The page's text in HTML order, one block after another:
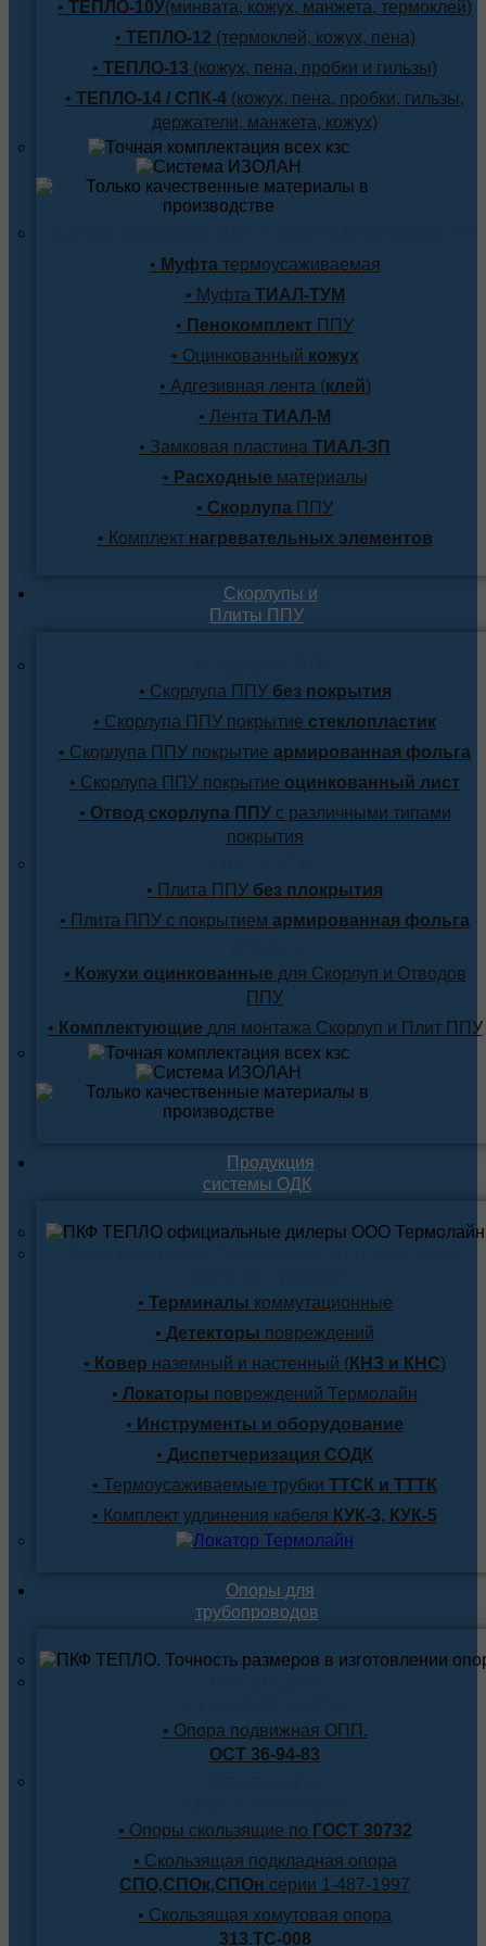
• ТЕПЛО-10У(минвата, кожух, манжета, термоклей)
• ТЕПЛО-12 (термоклей, кожух, пена)
• ТЕПЛО-13 (кожух, пена, пробки и гильзы)
• ТЕПЛО-14 / СПК-4 (кожух, пена, пробки, гильзы,
держатели, манжета, кожух)
• Муфтатермоусаживаемая
• Муфта ТИАЛ-ТУМ
• Пенокомплект ППУ
• Оцинкованный кожух
• Адгезивная лента (клей)
• Лента ТИАЛ-М
• Замковая пластина ТИАЛ-ЗП
• Расходные материалы
• Скорлупа ППУ
• Комплектнагревательных элементов
Скорлупы и
Плиты ППУ
• Скорлупа ППУбез покрытия
• Скорлупа ППУ покрытие стеклопластик
• Скорлупа ППУ покрытие армированная фольга
• Скорлупа ППУ покрытие оцинкованный лист
• Отвод скорлупа ППУс различными типами
покрытия
• Плита ППУ без плокрытия
• Плита ППУ с покрытием армированная фольга
• Кожухи оцинкованные для Скорлуп и Отводов
ППУ
• Комплектующие для монтажа Скорлуп и Плит ППУ
Продукция
системы ОДК
• Терминалы коммутационные
• Детекторы повреждений
• Ковер наземный и настенный (КНЗ и КНС)
• Локаторы повреждений Термолайн
• Инструменты и оборудование
• Диспетчеризация СОДК
• Термоусаживаемые трубки ТТСК и ТТТК
• Комплект удлинения кабеля КУК-3, КУК-5
Опоры для
трубопроводов
• Опора подвижная ОПП.
ОСТ 36-94-83
• Опоры скользящие по ГОСТ 30732
• Скользящая подкладная опора
СПО,СПОк,СПОн серии 1-487-1997
• Скользящая хомутовая опора
313.ТС-008